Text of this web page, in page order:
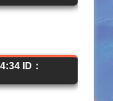
ID：